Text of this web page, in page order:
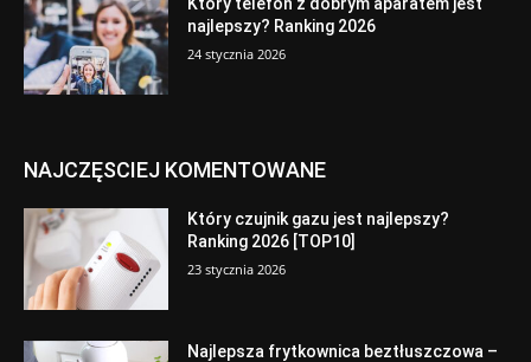
Który telefon z dobrym aparatem jest
najlepszy? Ranking 2026
24 stycznia 2026
NAJCZĘSCIEJ KOMENTOWANE
Który czujnik gazu jest najlepszy?
Ranking 2026 [TOP10]
23 stycznia 2026
Najlepsza frytkownica beztłuszczowa –